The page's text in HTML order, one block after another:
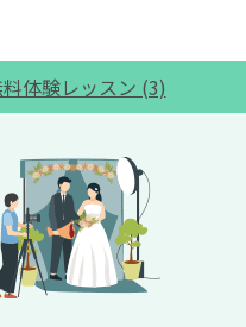
体験レッスン (3)